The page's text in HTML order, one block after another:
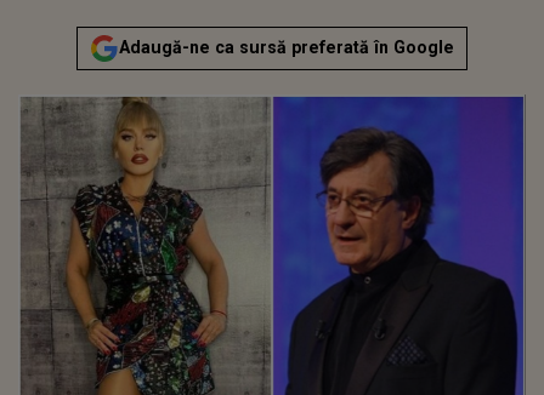
Adaugă-ne ca sursă preferată în Google